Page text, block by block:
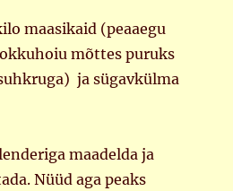
maasikaid (peaaegu
mõttes puruks
ja sügavkülma
maadelda ja
Nüüd aga peaks